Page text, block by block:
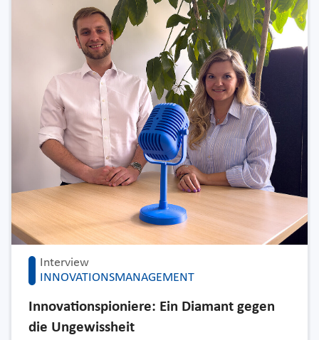
Interview
INNOVATIONSMANAGEMENT
Innovationspioniere: Ein Diamant gegen
die Ungewissheit